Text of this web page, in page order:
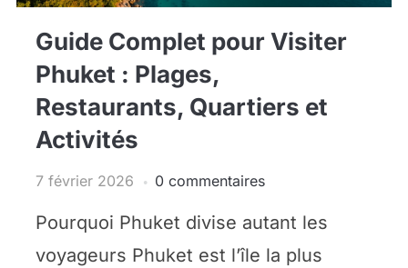
Guide Complet pour Visiter
Phuket : Plages,
Restaurants, Quartiers et
Activités
7 février 2026 0 commentaires
Pourquoi Phuket divise autant les
voyageurs Phuket est l’île la plus